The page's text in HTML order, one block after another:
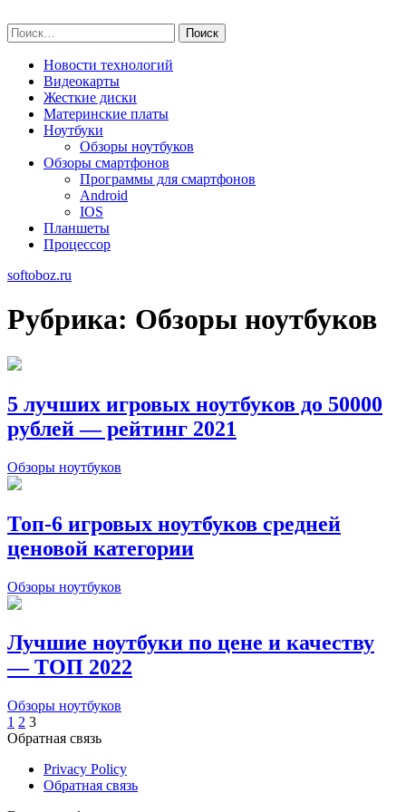
to
content
Найти:
Новости технологий
Видеокарты
Жесткие диски
Материнские платы
Ноутбуки
Обзоры ноутбуков
Обзоры смартфонов
Программы для смартфонов
Android
IOS
Планшеты
Процессор
softoboz.ru
Рубрика: Обзоры ноутбуков
5 лучших игровых ноутбуков до 50000
рублей — рейтинг 2021
Обзоры ноутбуков
Топ-6 игровых ноутбуков средней
ценовой категории
Обзоры ноутбуков
Лучшие ноутбуки по цене и качеству
— ТОП 2022
Обзоры ноутбуков
Пагинация
записей
1 2 3
Обратная связь
Privacy Policy
Обратная связь